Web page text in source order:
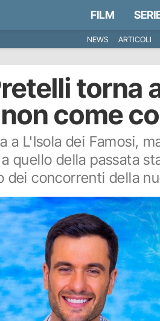
FILM
NEWS ARTICOLI
torna
come
a L'Isola dei Famosi,
quello della passata
dei concorrenti della